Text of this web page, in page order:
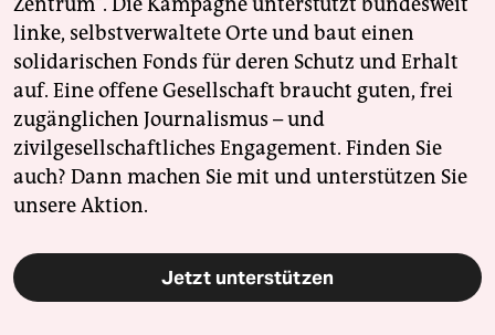
linke, selbstverwaltete Orte und baut einen
solidarischen Fonds für deren Schutz und Erhalt
auf. Eine offene Gesellschaft braucht guten, frei
zugänglichen Journalismus – und
zivilgesellschaftliches Engagement. Finden Sie
auch? Dann machen Sie mit und unterstützen Sie
unsere Aktion.
Jetzt unterstützen